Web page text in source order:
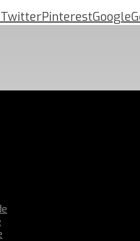
TwitterPinterestGoogle